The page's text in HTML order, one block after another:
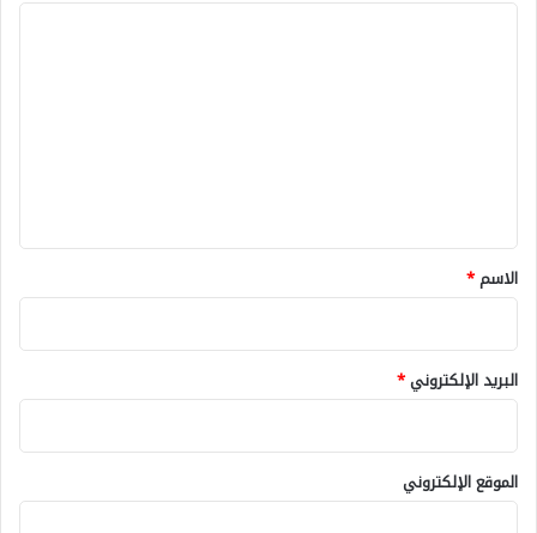
*
الاسم*
البريد الإلكتروني*
الموقع الإلكتروني